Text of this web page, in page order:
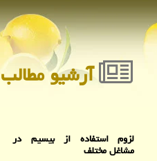
آرشیو مطالب
لزوم استفاده از بیسیم در
مشاغل مختلف